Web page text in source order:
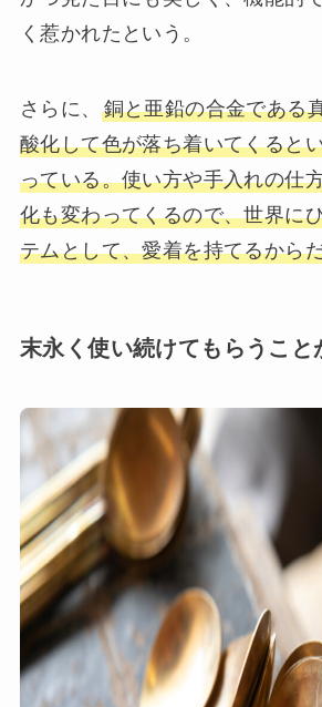
く惹かれたという。
さらに、 銅と亜鉛の合金である
酸化して色が落ち着いてくると
っている。使い方や手入れの仕
化も変わってくるので、世界に
テムとして、愛着を持てるから
末永く使い続けてもらうこと